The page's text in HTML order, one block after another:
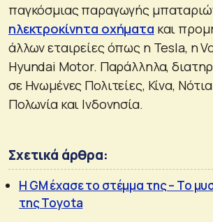
παγκόσμιας παραγωγής
ηλεκτροκίνητα οχήματα και
άλλων εταιρείες όπως η Tesla, η
Hyundai Motor. Παράλληλα,
σε Ηνωμένες Πολιτείες, Κίνα,
Πολωνία και Ινδονησία.
Σχετικά άρθρα:
Η GM έχασε το στέμμα της – Το
της Toyota